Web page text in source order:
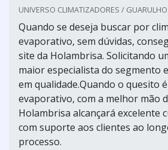
UNIVERSO CLIMATIZADORES /
Quando se deseja buscar por
evaporativo, sem dúvidas,
site da Holambrisa. Solicitando
maior especialista do segmento
em qualidade.Quando o quesito
evaporativo, com a melhor mão
Holambrisa alcançará excelente
com suporte aos clientes ao
processo.